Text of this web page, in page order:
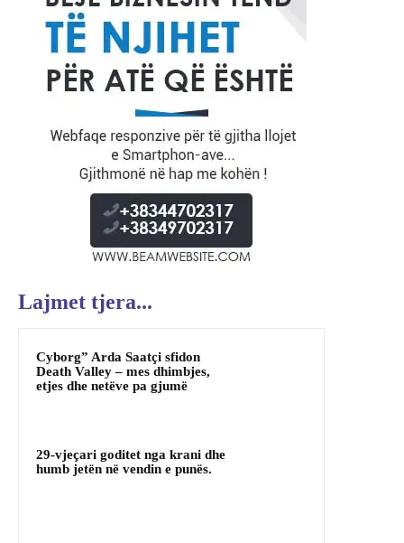
Lajmet tjera...
Cyborg” Arda Saatçi sfidon
Death Valley – mes dhimbjes,
etjes dhe netëve pa gjumë
29-vjeçari goditet nga krani dhe
humb jetën në vendin e punës.